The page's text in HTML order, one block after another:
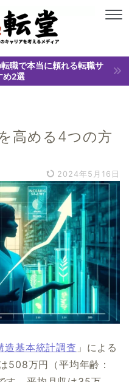
職で本当に頼れる転職サ
め2選
高める4つの方
2024年5月16日
造基本統計調査 」による
508万円（平均年齢：